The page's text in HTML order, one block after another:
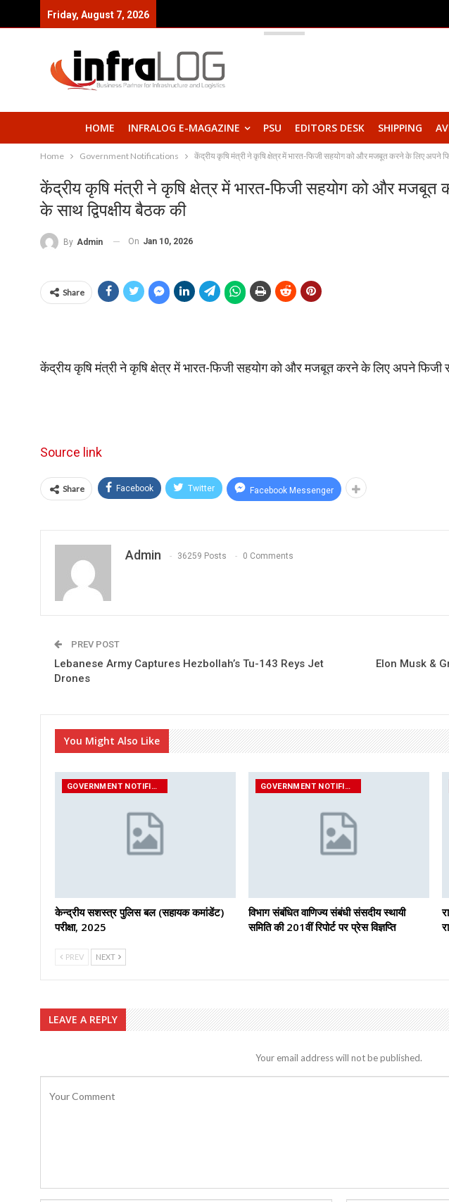
Friday, August 7, 2026
HOME INFRALOG E-MAGAZINE PSU EDITORS DESK SHIPPING
Home Government Notifications केंद्रीय कृषि मंत्री ने कृषि क्षेत्र में भारत-फिजी सहयोग को और मजबूत करने के लिए अपने
केंद्रीय कृषि मंत्री ने कृषि क्षेत्र में भारत-फिजी सहयोग को और
के साथ द्विपक्षीय बैठक की
By Admin On Jan 10, 2026
Share
केंद्रीय कृषि मंत्री ने कृषि क्षेत्र में भारत-फिजी सहयोग को और मजबूत करने के लिए अपने फिजी
Source link
Share Facebook Twitter Facebook Messenger
Admin 36259 Posts 0 Comments
PREV POST
Lebanese Army Captures Hezbollah’s Tu-143 Reys Jet
Drones
Elon Musk &
You Might Also Like
GOVERNMENT NOTIFICATIONS
केन्द्रीय सशस्‍त्र पुलिस बल (सहायक कमांडेंट)
परीक्षा, 2025
GOVERNMENT NOTIFICATIONS
विभाग संबंधित वाणिज्य संबंधी संसदीय स्थायी
समिति की 201वीं रिपोर्ट पर प्रेस विज्ञप्ति
PREV NEXT
LEAVE A REPLY
Your email address will not be published.